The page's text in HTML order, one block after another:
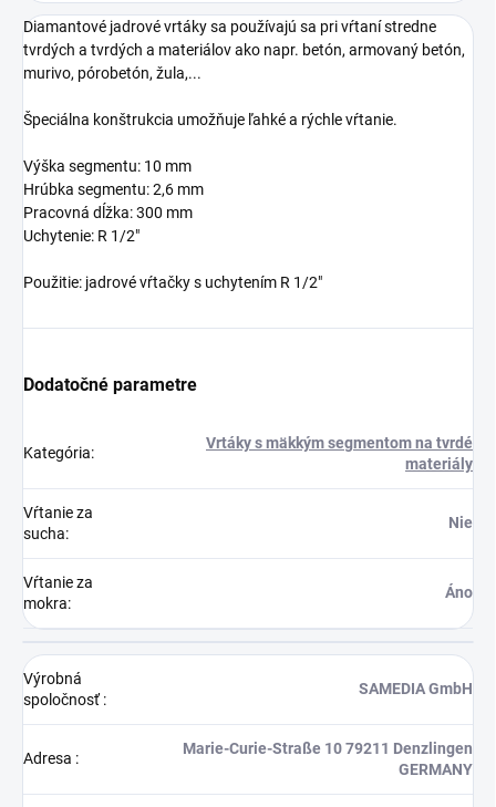
Diamantové jadrové vrtáky sa používajú sa pri vŕtaní stredne
tvrdých a tvrdých a materiálov ako napr. betón, armovaný betón,
murivo, pórobetón, žula,...
Špeciálna konštrukcia umožňuje ľahké a rýchle vŕtanie.
Výška segmentu: 10 mm
Hrúbka segmentu: 2,6 mm
Pracovná dĺžka: 300 mm
Uchytenie: R 1/2"
Použitie: jadrové vŕtačky s uchytením R 1/2"
Dodatočné parametre
Kategória:
Vrtáky s mäkkým segmentom na tvrdé
materiály
Vŕtanie za
sucha:
Nie
Vŕtanie za
mokra:
Áno
Výrobná
spoločnosť:
SAMEDIA GmbH
Adresa :
Marie-Curie-Straße 10 79211 Denzlingen
GERMANY